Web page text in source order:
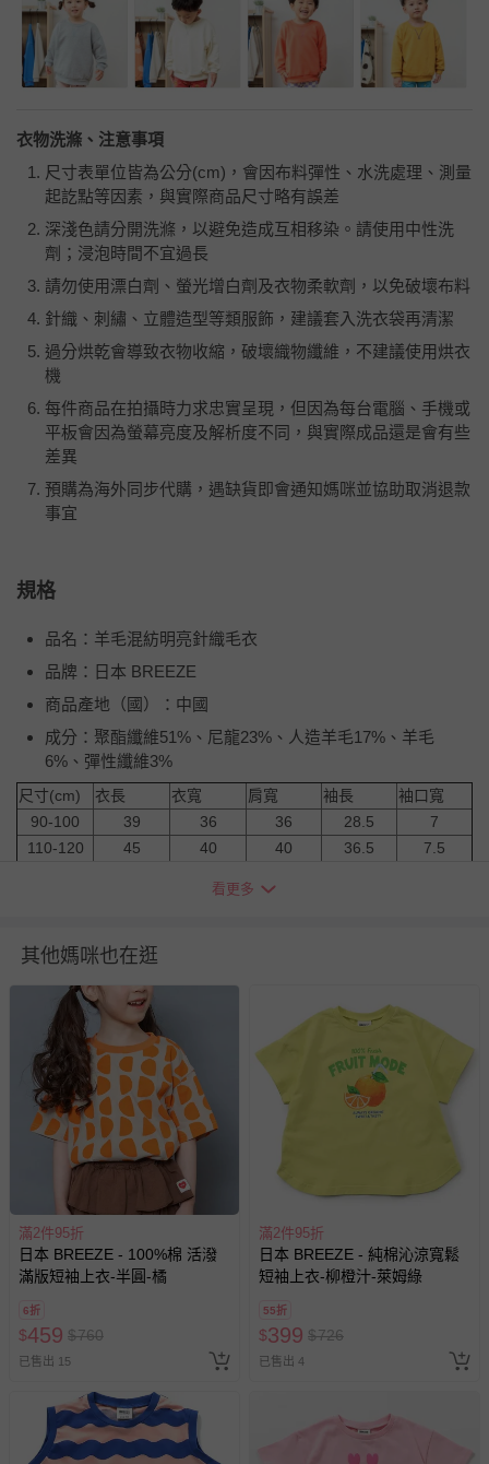
衣物洗滌、注意事項
尺寸表單位皆為公分(cm) ，會因布料彈性、水洗處理、測量
起訖點等因素，與實際商品尺寸略有誤差
深淺色請分開洗滌，以避免造成互相移染。請使用中性洗
劑；浸泡時間不宜過長
請勿使用漂白劑、螢光增白劑及衣物柔軟劑，以免破壞布料
針織、刺繡、立體造型等類服飾，建議套入洗衣袋再清潔
過分烘乾會導致衣物收縮，破壞織物纖維，不建議使用烘衣
機
每件商品在拍攝時力求忠實呈現，但因為每台電腦、手機或
平板會因為螢幕亮度及解析度不同，與實際成品還是會有些
差異
預購為海外同步代購，遇缺貨即會通知媽咪並協助取消退款
事宜
規格
品名：羊毛混紡明亮針織毛衣
品牌：日本 BREEZE
商品產地（國）：中國
成分：聚酯纖維51%、尼龍23%、人造羊毛17%、羊毛
6%、彈性纖維3%
尺寸(cm) 衣長 衣寬 肩寬 袖長
袖口寬
90-100
39 36 36 28.5
7
110-120
45 40 40 36.5
7.5
並非試用期，您所退回的商品必須是未經使用的全新狀態，
包含完整包裝、配件、說明文件及贈品等。
如需退換貨，請於收到商品7天（含例假日內提出），如為
瑕疵退換貨所產生的運費，將由媽咪愛負責處理，若非瑕疵
退貨，您可至『查詢訂單』>『已出貨』中查詢該筆訂單，
並點選『我要退貨』即可進行申請。若有相關退貨問題，請
至媽咪愛LINE@客服ID: @mamilove
我們將依序為您處理
與服務，謝謝。
針對滿件折/滿額贈…等活動，如因部份退貨，而該訂單保
留商品未達活動門檻，將以原價計算，活動贈品亦需一併退
回。
部分商品依據消費者保護法的規定，不適用七天鑑賞期/猶
豫期範圍：
易於腐敗、保存期限較短或解約時即將逾期（例如生鮮
商品、食品等）。
客製化商品（例如客製生日書、姓名貼等）。
看更多
其他媽咪也在逛
滿2件95折
日本 BREEZE - 100%棉 活潑
滿版短袖上衣-半圓-橘
6折
$459 $760
已售出 15
滿2件95折
日本 BREEZE - 純棉沁涼寬鬆
短袖上衣-柳橙汁-萊姆綠
55折
$399 $726
已售出 4